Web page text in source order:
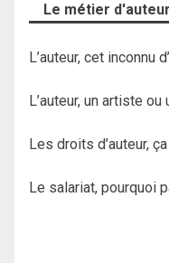
Le métier d'auteur
L’auteur, cet inconnu
L’auteur, un artiste ou
Les droits d’auteur,
Le salariat, pourquoi